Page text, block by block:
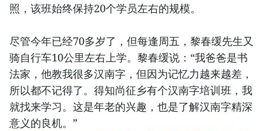
照，该班始终保持20个学员左右的规模。
尽管今年已经70多岁了，但每逢周五，黎春缓先生又
骑自行车10公里左右上学。黎春缓说：“我爸爸是书
法家，他教我很多汉南字，但因为记忆力越来越差，
所以都不记得了。得知尚征乡有个汉南字培训班，我
就找来学习。这是年老的兴趣，也是了解汉南字精深
意义的良机。”